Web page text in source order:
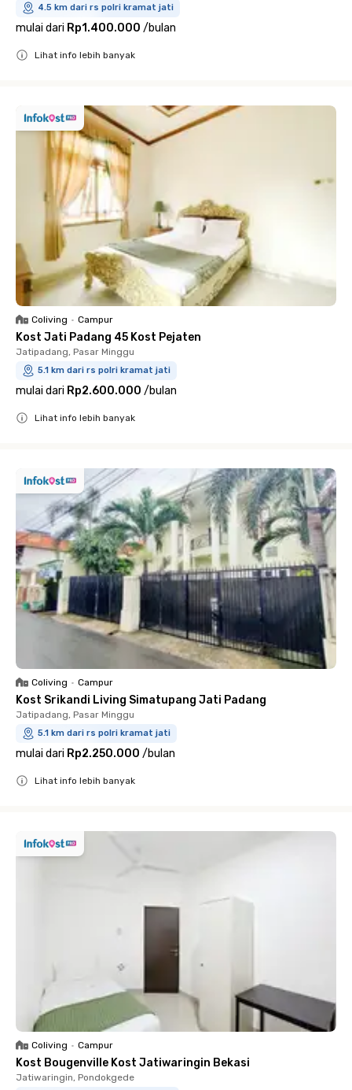
4.5 km dari rs polri kramat jati
mulai dari Rp1.400.000 /bulan
Lihat info lebih banyak
Coliving • Campur
Kost Jati Padang 45 Kost Pejaten
Jatipadang, Pasar Minggu
5.1 km dari rs polri kramat jati
mulai dari Rp2.600.000 /bulan
Lihat info lebih banyak
Coliving • Campur
Kost Srikandi Living Simatupang Jati Padang
Jatipadang, Pasar Minggu
5.1 km dari rs polri kramat jati
mulai dari Rp2.250.000 /bulan
Lihat info lebih banyak
Coliving • Campur
Kost Bougenville Kost Jatiwaringin Bekasi
Jatiwaringin, Pondokgede